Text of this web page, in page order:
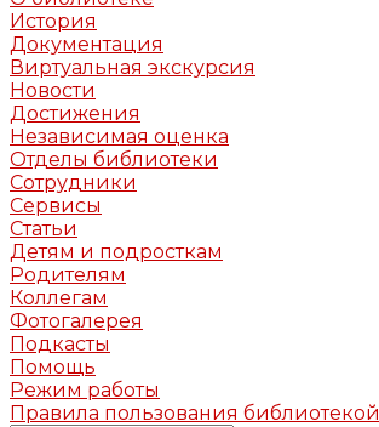
История
Документация
Виртуальная экскурсия
Новости
Достижения
Независимая оценка
Отделы библиотеки
Сотрудники
Сервисы
Статьи
Детям и подросткам
Родителям
Коллегам
Фотогалерея
Подкасты
Помощь
Режим работы
Правила пользования библиотекой